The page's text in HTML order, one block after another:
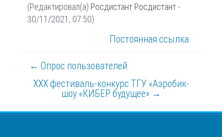
(Редактировал(а) Росдистант Росдистант-
30/11/2021, 07:50)
Постоянная ссылка
← Опрос пользователей
XXX фестиваль-конкурс ТГУ «Аэробик-
шоу «КИБЕР будущее» →